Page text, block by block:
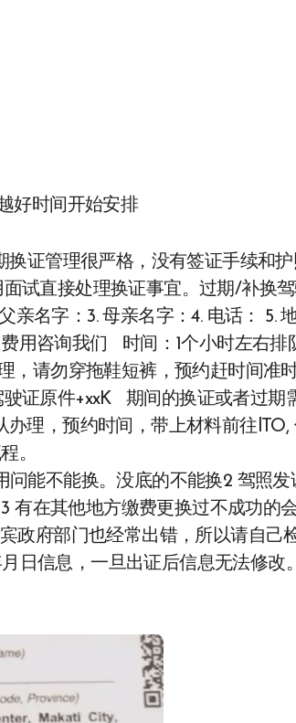
好时间开始安排
证管理很严格，没有签证手续和
试直接处理换证事宜。过期/补换
亲名字：3. 母亲名字：4. 电话： 5.
用咨询我们 时间：1个小时左右排
，请勿穿拖鞋短裤，预约赶时间准
证原件+xxK 期间的换证或者过期
理，预约时间，带上材料前往lTO,
。
问能不能换。没底的不能换2 驾照发
有在其他地方缴费更换过不成功的
政府部门也经常出错，所以请自己
日信息，一旦出证后信息无法修改